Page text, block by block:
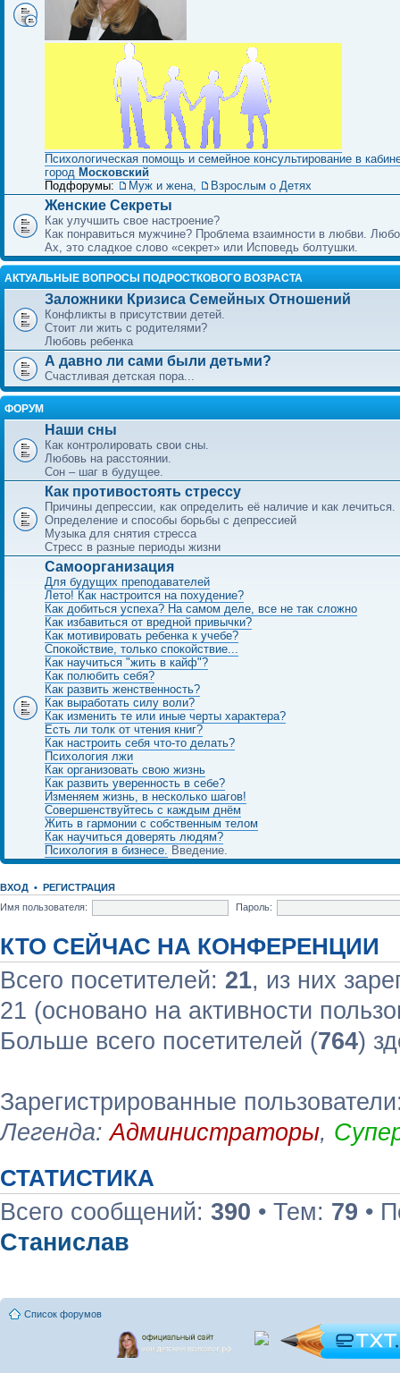
Психологическая помощь и семейное консультирование в
город Московский
Подфорумы:
Муж и жена, Взрослым о Детях
Женские Секреты
Как улучшить свое настроение?
Как понравиться мужчине? Проблема взаимности в любви.
Ах, это сладкое слово «секрет» или Исповедь болтушки.
АКТУАЛЬНЫЕ ВОПРОСЫ ПОДРОСТКОВОГО ВОЗРАСТА
Заложники Кризиса Семейных Отношений
Конфликты в присутствии детей.
Стоит ли жить с родителями?
Любовь ребенка
А давно ли сами были детьми?
Счастливая детская пора...
ФОРУМ
Наши сны
Как контролировать свои сны.
Любовь на расстоянии.
Сон – шаг в будущее.
Как противостоять стрессу
Причины депрессии, как определить её наличие и как лечиться.
Определение и способы борьбы с депрессией
Музыка для снятия стресса
Стресс в разные периоды жизни
Самоорганизация
Для будущих преподавателей
Лето! Как настроится на похудение?
Как добиться успеха? На самом деле, все не так сложно
Как избавиться от вредной привычки?
Как мотивировать ребенка к учебе?
Спокойствие, только спокойствие...
Как научиться "жить в кайф"?
Как полюбить себя?
Как развить женственность?
Как выработать силу воли?
Как изменить те или иные черты характера?
Есть ли толк от чтения книг?
Как настроить себя что-то делать?
Психология лжи
Как организовать свою жизнь
Как развить уверенность в себе?
Изменяем жизнь, в несколько шагов!
Совершенствуйтесь с каждым днём
Жить в гармонии с собственным телом
Как научиться доверять людям?
Психология в бизнесе. Введение.
ВХОД • РЕГИСТРАЦИЯ
Имя пользователя:
Пароль:
КТО СЕЙЧАС НА КОНФЕРЕНЦИИ
Всего посетителей: 21, из них
21 (основано на активности
Больше всего посетителей (764)
Зарегистрированные
Легенда:Администраторы,
СТАТИСТИКА
Всего сообщений: 390 • Тем: 79 •
Станислав
Список форумов